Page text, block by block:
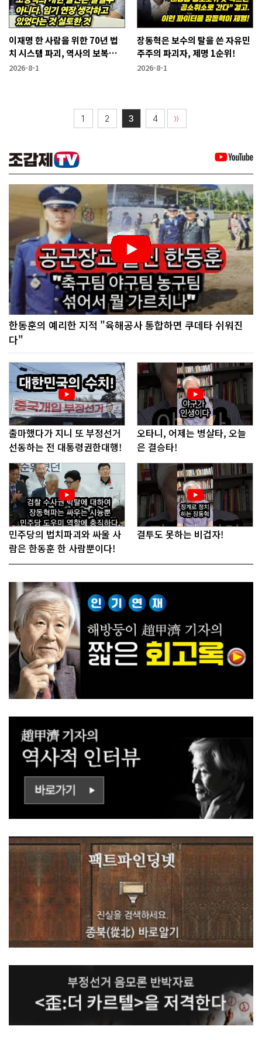
이재명 한 사람을 위한 70년 법
치 시스템 파괴, 역사의 보복이
기다린다!
2026-8-1
장동혁은 보수의 탈을 쓴 자유민
주주의 파괴자, 제명 1순위!
2026-8-1
1 2 3 4 〉〉
한동훈의 예리한 지적 "육해공사 통합하면 쿠데타 쉬워진
다"
출마했다가 지니 또 부정선거
선동하는 전 대통령권한대행!
오타니, 어제는 병살타, 오늘
은 결승타!
민주당의 법치파괴와 싸울 사
람은 한동훈 한 사람뿐이다!
결투도 못하는 비겁자!